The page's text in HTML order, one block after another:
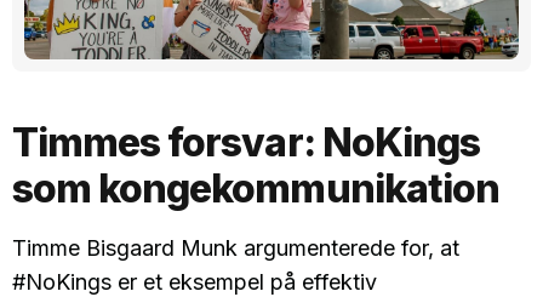
Timmes forsvar: NoKings
som kongekommunikation
Timme Bisgaard Munk argumenterede for, at
#NoKings er et eksempel på effektiv